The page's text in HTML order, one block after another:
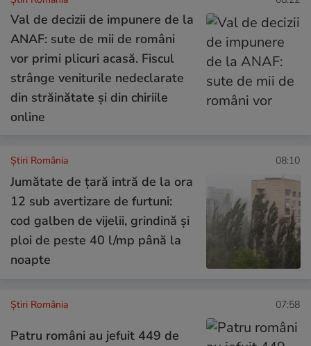
Val de decizii de impunere de la
ANAF: sute de mii de români
vor primi plicuri acasă. Fiscul
strânge veniturile nedeclarate
din străinătate și din chiriile
online
Știri România 08:10
Jumătate de țară intră de la ora
12 sub avertizare de furtuni:
cod galben de vijelii, grindină și
ploi de peste 40 l/mp până la
noapte
Știri România 07:58
Patru români au jefuit 449 de